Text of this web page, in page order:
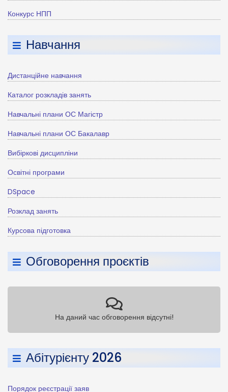
Конкурс НПП
Навчання
Дистанційне навчання
Каталог розкладів занять
Навчальні плани ОС Магістр
Навчальні плани ОС Бакалавр
Вибіркові дисципліни
Освітні програми
DSpace
Розклад занять
Курсова підготовка
Обговорення проєктів
На даний час обговорення відсутні!
Абітурієнту 2026
Порядок реєстрації заяв